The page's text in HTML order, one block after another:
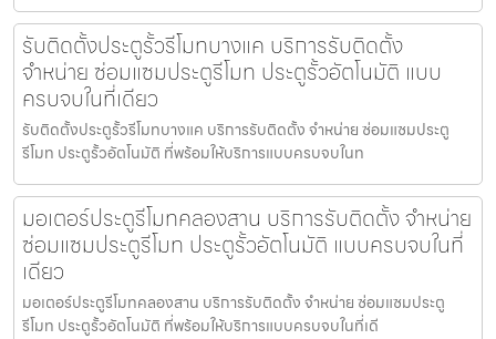
รับติดตั้งประตูรั้วรีโมทบางแค บริการรับติดตั้ง
จำหน่าย ซ่อมแซมประตูรีโมท ประตูรั้วอัตโนมัติ แบบ
ครบจบในที่เดียว
รับติดตั้งประตูรั้วรีโมทบางแค บริการรับติดตั้ง จำหน่าย ซ่อมแซมประตู
รีโมท ประตูรั้วอัตโนมัติ ที่พร้อมให้บริการแบบครบจบในท
มอเตอร์ประตูรีโมทคลองสาน บริการรับติดตั้ง จำหน่าย
ซ่อมแซมประตูรีโมท ประตูรั้วอัตโนมัติ แบบครบจบในที่
เดียว
มอเตอร์ประตูรีโมทคลองสาน บริการรับติดตั้ง จำหน่าย ซ่อมแซมประตู
รีโมท ประตูรั้วอัตโนมัติ ที่พร้อมให้บริการแบบครบจบในที่เดี